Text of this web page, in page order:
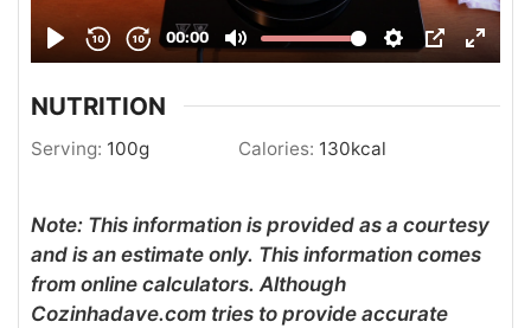
NUTRITION
Serving: 100g Calories: 130kcal
Note: This information is provided as a courtesy
and is an estimate only. This information comes
from online calculators. Although
Cozinhadave.com tries to provide accurate